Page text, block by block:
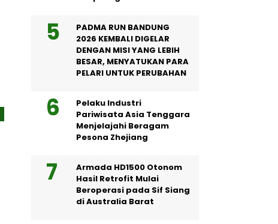
PADMA RUN BANDUNG
2026 KEMBALI DIGELAR
DENGAN MISI YANG LEBIH
BESAR, MENYATUKAN PARA
PELARI UNTUK PERUBAHAN
Pelaku Industri
Pariwisata Asia Tenggara
Menjelajahi Beragam
Pesona Zhejiang
Armada HD1500 Otonom
Hasil Retrofit Mulai
Beroperasi pada Sif Siang
di Australia Barat